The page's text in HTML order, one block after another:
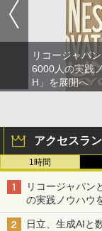
リコージャパ
6000人の実践
H」を展開へ
アクセスラ
1時間
リコージャパン
の実践ノウハウ
日立、生成AIと